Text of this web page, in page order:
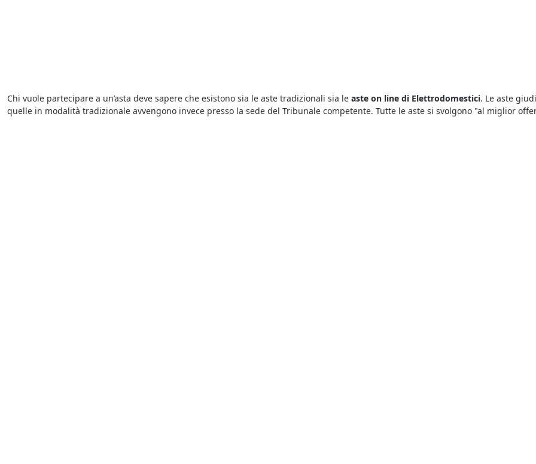
Chi vuole partecipare a un’asta deve sapere che esistono sia le aste tradizionali sia le aste on line di Elettrodomestici. Le aste
quelle in modalità tradizionale avvengono invece presso la sede del Tribunale competente. Tutte le aste si svolgono "al miglior